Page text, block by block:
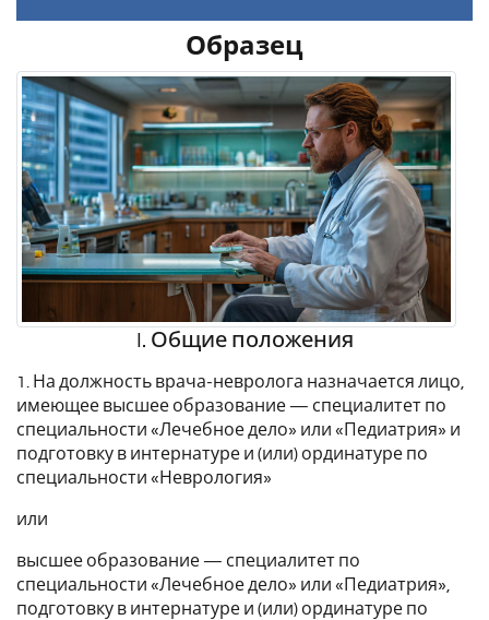
Образец
I. Общие положения
1. На должность врача-невролога назначается лицо,
имеющее высшее образование — специалитет по
специальности «Лечебное дело» или «Педиатрия» и
подготовку в интернатуре и (или) ординатуре по
специальности «Неврология»
или
высшее образование — специалитет по
специальности «Лечебное дело» или «Педиатрия»,
подготовку в интернатуре и (или) ординатуре по